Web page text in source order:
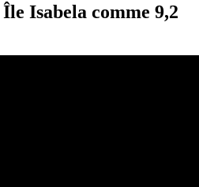
Isabela comme 9,2